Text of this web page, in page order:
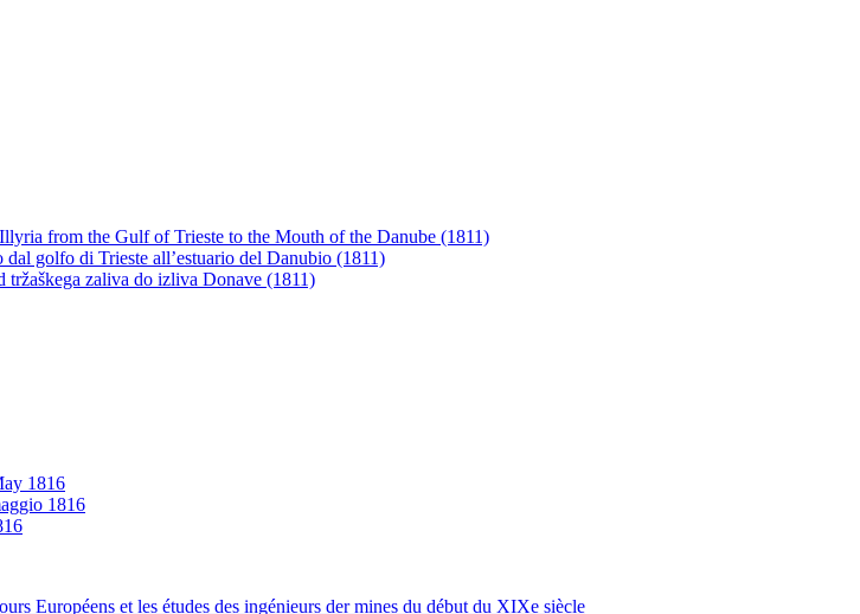
from the Gulf of Trieste to the Mouth of the Danube (1811)
golfo di Trieste allʼestuario del Danubio (1811)
zaliva do izliva Donave (1811)
1816
1816
Européens et les études des ingénieurs der mines du début du XIXe siècle